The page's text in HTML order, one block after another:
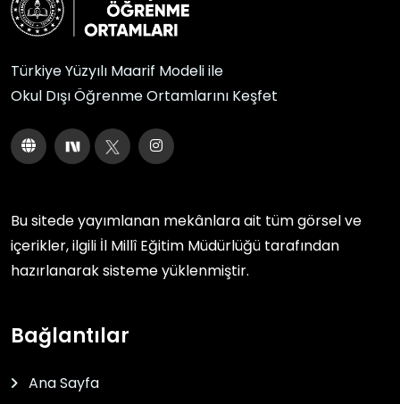
Türkiye Yüzyılı Maarif Modeli ile
Okul Dışı Öğrenme Ortamlarını Keşfet
Bu sitede yayımlanan mekânlara ait tüm görsel ve
içerikler, ilgili İl Millî Eğitim Müdürlüğü tarafından
hazırlanarak sisteme yüklenmiştir.
Bağlantılar
Ana Sayfa